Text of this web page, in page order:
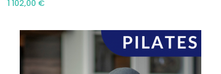
1 102,00 €